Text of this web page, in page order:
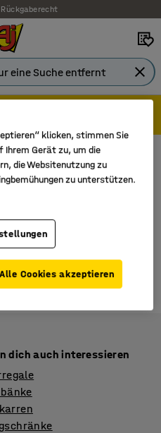
Rückgaberecht
in dieser
bitte hier
dich auch interessieren
klicken, stimmen Sie
Ihrem Gerät zu, um die
die Websitenutzung zu
zu unterstützen.
Alle Cookies akzeptieren